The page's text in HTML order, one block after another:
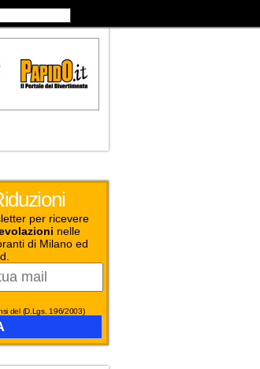
per ricevere
nelle
di Milano ed
del (D.Lgs. 196/2003)